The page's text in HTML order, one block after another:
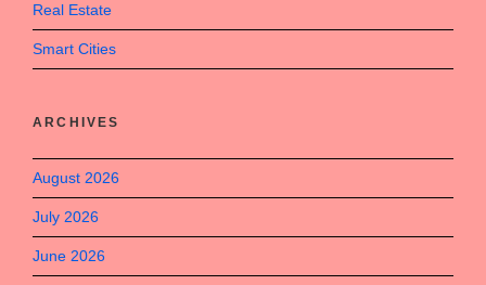
Real Estate
Smart Cities
ARCHIVES
August 2026
July 2026
June 2026